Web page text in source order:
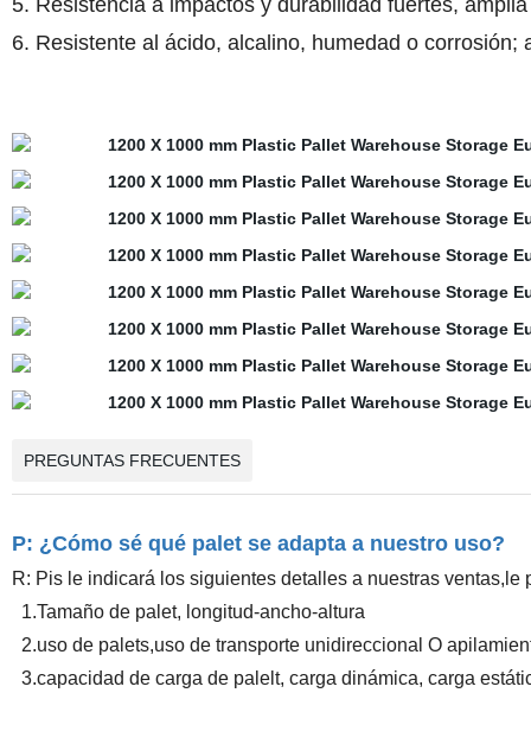
5. Resistencia a impactos y durabilidad fuertes,
6. Resistente al ácido, alcalino, humedad o
PREGUNTAS FRECUENTES
P: ¿Cómo sé qué palet se adapta a nuestro uso?
R: Pis le indicará los siguientes detalles a nuestras
1.Tamaño de palet, longitud-ancho-altura
2.uso de palets,uso de transporte unidireccional O
3.capacidad de carga de palelt, carga dinámica, carga